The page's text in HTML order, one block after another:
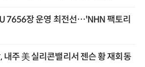
7656장 운영 최전선…'NHN 팩토리
내주 美 실리콘밸리서 젠슨 황 재회동